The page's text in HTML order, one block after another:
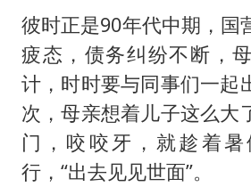
彼时正是90年代中期，国
疲态，债务纠纷不断，
计，时时要与同事们一起
次，母亲想着儿子这么大
门，咬咬牙，就趁着
行，“出去见见世面”。